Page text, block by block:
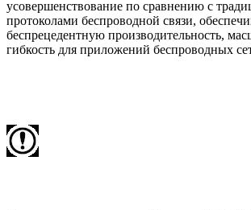
усовершенствование по сравнению с
протоколами беспроводной связи,
беспрецедентную производительность,
гибкость для приложений беспроводных